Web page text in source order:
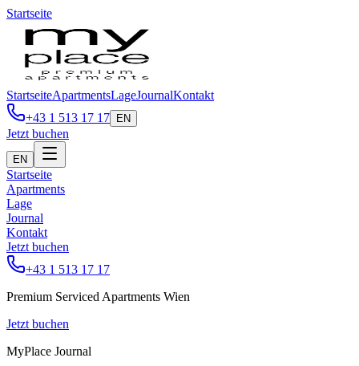
Startseite
StartseiteApartmentsLageJournalKontakt
+43 1 513 17 17
EN
Jetzt buchen
EN
Startseite
Apartments
Lage
Journal
Kontakt
Jetzt buchen
+43 1 513 17 17
Premium Serviced Apartments Wien
Jetzt buchen
MyPlace Journal